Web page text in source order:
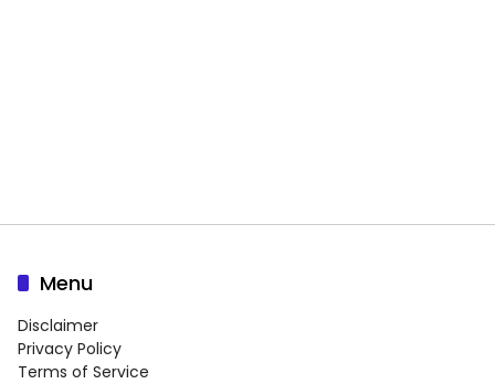
Menu
Disclaimer
Privacy Policy
Terms of Service